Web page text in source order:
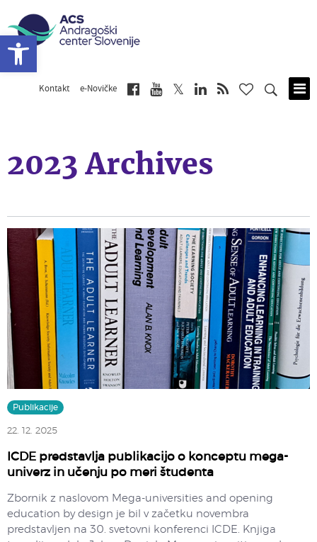
Kontakt e-Novičke
2023 Archives
Publikacije
22. 12. 2025
ICDE predstavlja publikacijo o konceptu mega-
univerz in učenju po meri študenta
Zbornik z naslovom Mega-universities and opening
education by design je bil v začetku novembra
predstavljen na 30. svetovni konferenci ICDE. Knjiga
Open toolbar